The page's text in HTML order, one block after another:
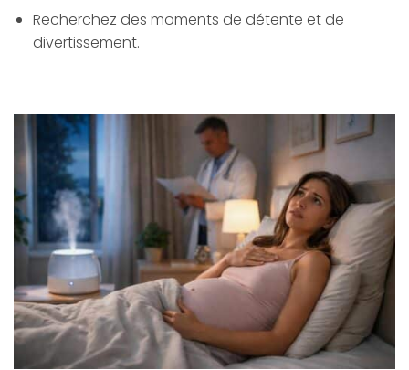
Recherchez des moments de détente et de
divertissement.